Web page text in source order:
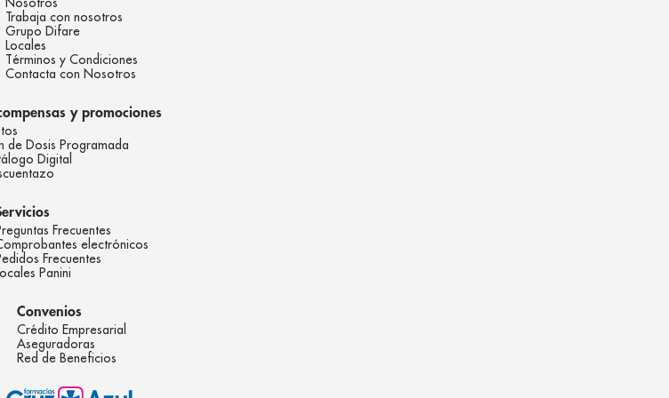
Trabaja con nosotros
Grupo Difare
Locales
Términos y Condiciones
Contacta con Nosotros
y promociones
de Dosis Programada
Digital
Frecuentes
electrónicos
Frecuentes
Panini
Convenios
Crédito Empresarial
Aseguradoras
Red de Beneficios